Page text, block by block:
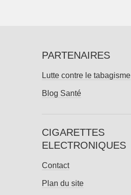
PARTENAIRES
Lutte contre le tabagisme
Blog Santé
CIGARETTES
ELECTRONIQUES
Contact
Plan du site